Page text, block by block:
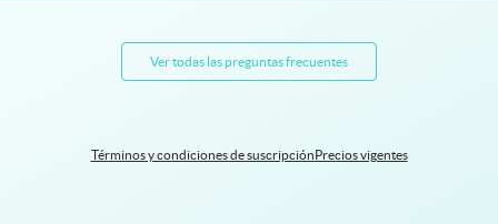
Ver todas las preguntas frecuentes
Términos y condiciones de suscripción Precios vigentes